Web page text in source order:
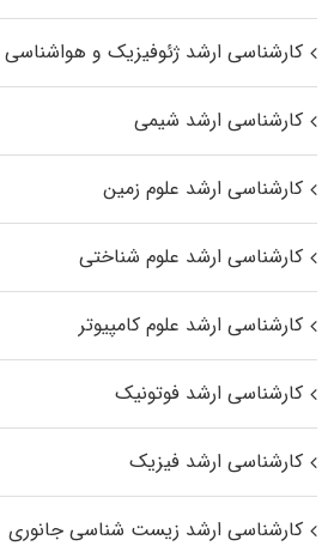
کارشناسی ارشد ژئوفیزیک و هواشناسی
کارشناسی ارشد شیمی
کارشناسی ارشد علوم زمین
کارشناسی ارشد علوم شناختی
کارشناسی ارشد علوم کامپیوتر
کارشناسی ارشد فوتونیک
کارشناسی ارشد فیزیک
کارشناسی ارشد زیست‌ شناسی جانوری